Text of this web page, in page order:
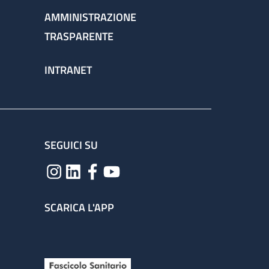
AMMINISTRAZIONE
TRASPARENTE
INTRANET
SEGUICI SU
SCARICA L'APP